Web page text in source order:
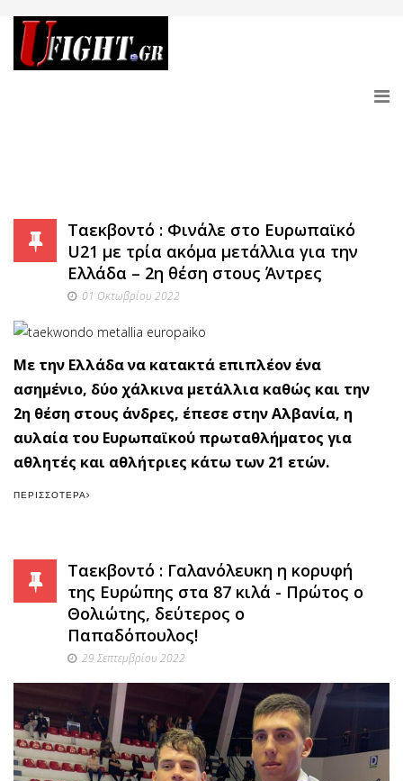
Ταεκβοντό : Φινάλε στο Ευρωπαϊκό
U21 με τρία ακόμα μετάλλια για την
Ελλάδα – 2η θέση στους Άντρες
01 Οκτωβρίου 2022
Με την Ελλάδα να κατακτά επιπλέον ένα
ασημένιο, δύο χάλκινα μετάλλια καθώς και την
2η θέση στους άνδρες, έπεσε στην Αλβανία, η
αυλαία του Ευρωπαϊκού πρωταθλήματος για
αθλητές και αθλήτριες κάτω των 21 ετών.
ΠΕΡΙΣΣΌΤΕΡΑ
Ταεκβοντό : Γαλανόλευκη η κορυφή
της Ευρώπης στα 87 κιλά - Πρώτος ο
Θολιώτης, δεύτερος ο
Παπαδόπουλος!
29 Σεπτεμβρίου 2022